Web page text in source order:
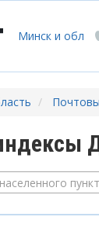
Минск и обл